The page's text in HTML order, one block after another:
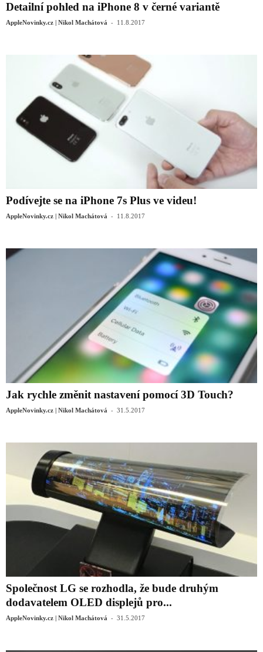
Detailní pohled na iPhone 8 v černé variantě
AppleNovinky.cz | Nikol Machátová - 11.8.2017
Podívejte se na iPhone 7s Plus ve videu!
AppleNovinky.cz | Nikol Machátová - 11.8.2017
Jak rychle změnit nastavení pomocí 3D Touch?
AppleNovinky.cz | Nikol Machátová - 31.5.2017
Společnost LG se rozhodla, že bude druhým
dodavatelem OLED displejů pro...
AppleNovinky.cz | Nikol Machátová - 31.5.2017